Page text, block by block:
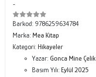
-
Barkod: 9786259634784
Marka: Mea Kitap
Kategori: Hikayeler
Yazar: Gonca Mine Çelik
Basım Yılı: Eylül 2025